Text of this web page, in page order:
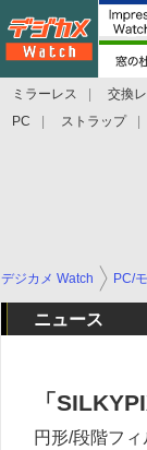
ミラーレス 交換
PC
ストラップ
デジカメ Watch PC/
ニュース
「
円形/段階フ